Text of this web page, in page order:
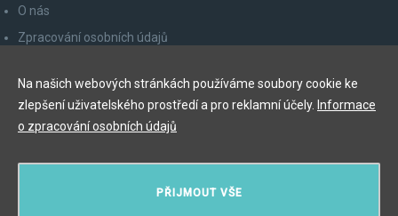
O nás
Zpracování osobních údajů
Odhlášení z newsletteru
PŘIJMOUT VŠE
Na našich webových stránkách používáme soubory cookie ke
zlepšení uživatelského prostředí a pro reklamní účely. Informace
o zpracování osobních údajů